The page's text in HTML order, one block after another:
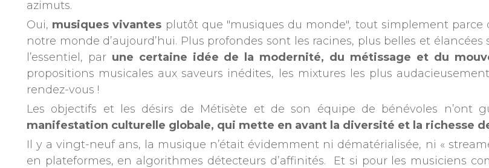
azimuts.
Oui, musiques vivantes plutôt que "musiques du monde", tout simplement
notre monde d’aujourd’hui. Plus profondes sont les racines, plus belles et
l’essentiel, par une certaine idée de la modernité, du métissage et du
propositions musicales aux saveurs inédites, les mixtures les plus
rendez-vous !
Les objectifs et les désirs de Métisète et de son équipe de bénévoles n’ont
manifestation culturelle globale, qui mette en avant la diversité et la richesse
Il y a vingt-neuf ans, la musique n’était évidemment ni dématérialisée, ni «
en plateformes, en algorithmes détecteurs d’affinités. Et si pour les musiciens